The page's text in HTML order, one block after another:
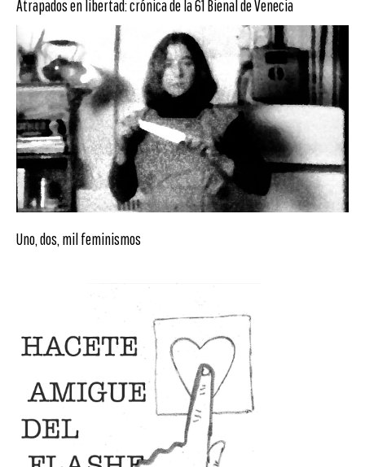
Atrapados en libertad: crónica de la 61 Bienal de Venecia
Uno, dos, mil feminismos